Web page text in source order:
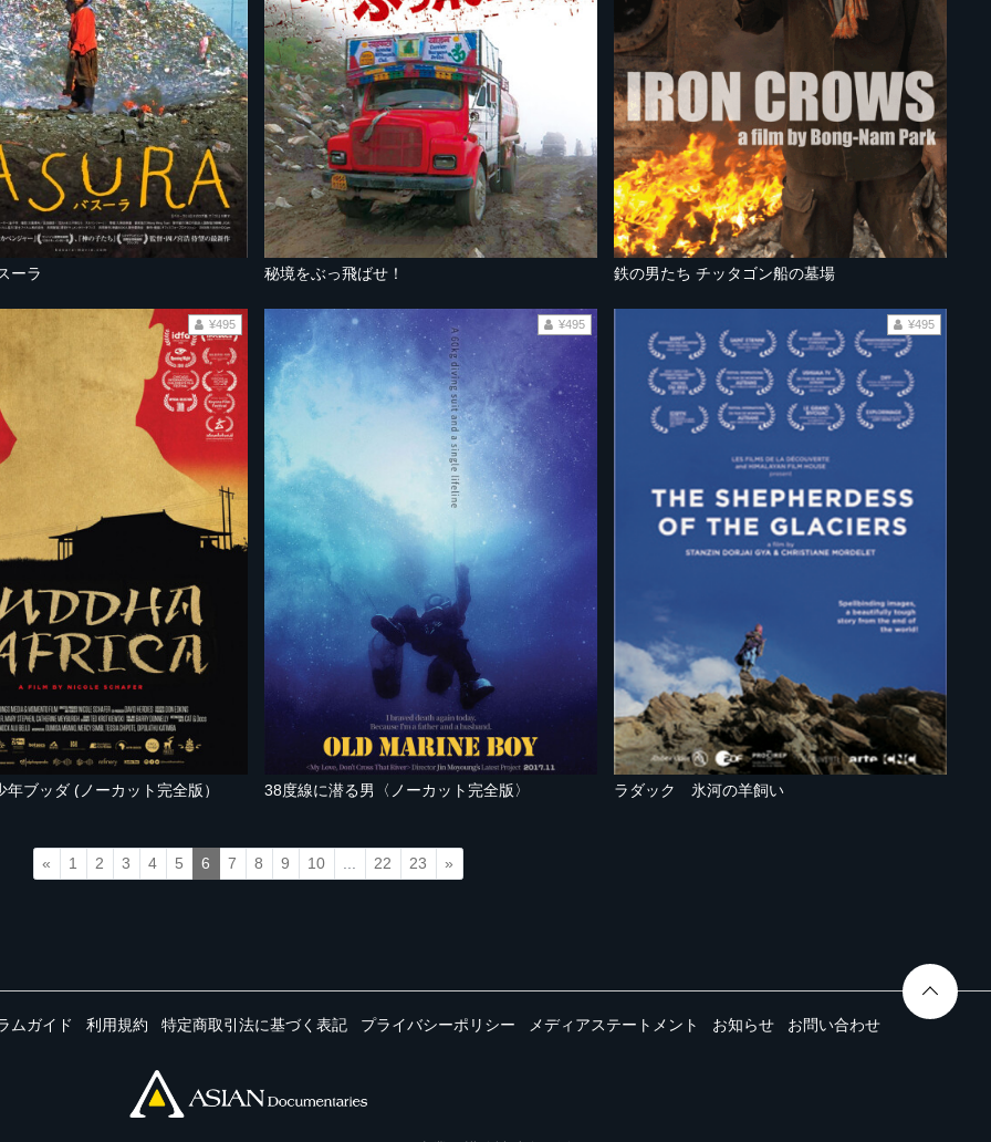
ーラ 秘境をぶっ飛ばせ！ 鉄の男たち チッタゴン船の墓場
年ブッダ (ノーカット完全版）
¥495
38度線に潜る男〈ノーカット完全版〉
¥495
ラダック 氷河の羊飼い
¥495
« 1 2 3 4 5 6 7 8 9 10 22 23 »
ムガイド 利用規約 特定商取引法に基づく表記 プライバシーポリシー メディアステートメント お知らせ お問い合わせ